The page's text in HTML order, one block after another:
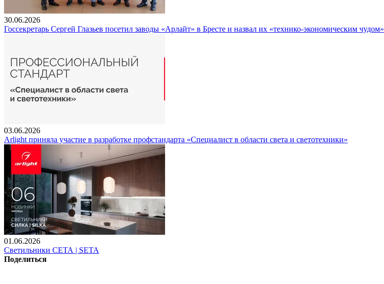
30.06.2026
Госсекретарь Сергей Глазьев посетил заводы «Арлайт» в Бресте и назвал их «технико-экономическим чудом»
03.06.2026
Arlight приняла участие в разработке профстандарта «Специалист в области света и светотехники»
01.06.2026
Светильники СЕТА | SETA
Поделиться